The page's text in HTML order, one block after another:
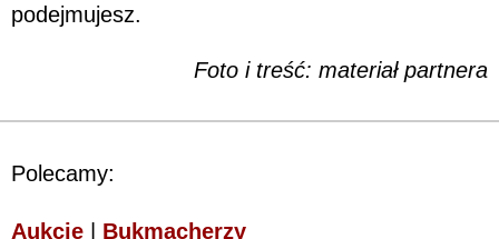
podejmujesz.
Foto i treść: materiał partnera
Polecamy:
Aukcje Bukmacherzy